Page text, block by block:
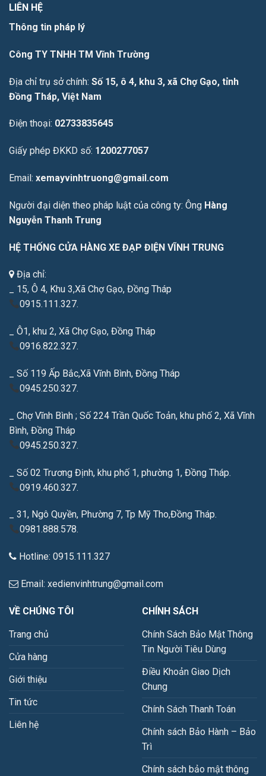
LIÊN HỆ
Thông tin pháp lý
Công TY TNHH TM Vĩnh Trường
Địa chỉ trụ sở chính: Số 15, ô 4, khu 3, xã Chợ Gạo, tỉnh
Đồng Tháp, Việt Nam
Điện thoại: 02733835645
Giấy phép ĐKKD số: 1200277057
Email: xemayvinhtruong@gmail.com
Người đại diện theo pháp luật của công ty: Ông Hàng
Nguyễn Thanh Trung
HỆ THỐNG CỬA HÀNG XE ĐẠP ĐIỆN VĨNH TRUNG
Địa chỉ:
_ 15, Ô 4, Khu 3,Xã Chợ Gạo, Đồng Tháp
0915.111.327.
_ Ô1, khu 2, Xã Chợ Gạo, Đồng Tháp
0916.822.327.
_ Số 119 Ấp Bắc,Xã Vĩnh Bình, Đồng Tháp
0945.250.327.
_ Chợ Vĩnh Bình ; Số 224 Trần Quốc Toản, khu phố 2, Xã Vĩnh
Bình, Đồng Tháp
0945.250.327.
_ Số 02 Trương Định, khu phố 1, phường 1, Đồng Tháp.
0919.460.327.
_ 31, Ngô Quyền, Phường 7, Tp Mỹ Tho,Đồng Tháp.
0981.888.578.
Hotline: 0915.111.327
Email: xedienvinhtrung@gmail.com
VỀ CHÚNG TÔI
Trang chủ
Cửa hàng
Giới thiệu
Tin tức
Liên hệ
CHÍNH SÁCH
Chính Sách Bảo Mật Thông
Tin Người Tiêu Dùng
Điều Khoản Giao Dịch
Chung
Chính Sách Thanh Toán
Chính sách Bảo Hành – Bảo
Trì
Chính sách bảo mật thông